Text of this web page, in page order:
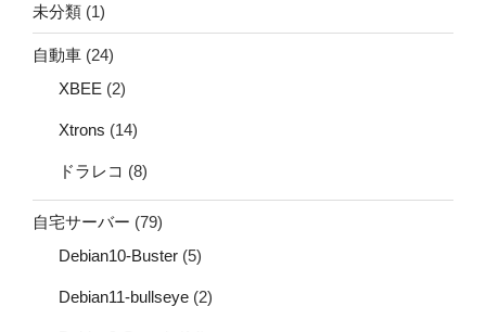
未分類 (1)
自動車 (24)
XBEE (2)
Xtrons (14)
ドラレコ (8)
自宅サーバー (79)
Debian10-Buster (5)
Debian11-bullseye (2)